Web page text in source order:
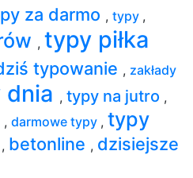
za darmo , typy ,
, typy piłka
typowanie , zakłady
, typy na jutro ,
, darmowe typy , typy
, betonline , dzisiejsze